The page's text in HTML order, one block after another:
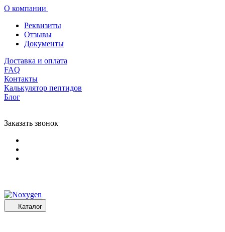
О компании
Реквизиты
Отзывы
Документы
Доставка и оплата
FAQ
Контакты
Калькулятор пептидов
Блог
Заказать звонок
Каталог